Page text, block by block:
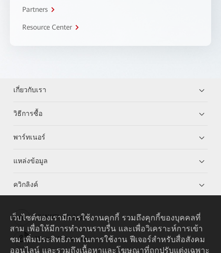
Partners
Resource Center
เกี่ยวกับเรา
วิธีการซื้อ
พาร์ทเนอร์
แหล่งข้อมูล
ควิกลิงค์
HUAWEI eKit App
Huawei HiKnow App
เว็บไซต์ของเรามีการใช้งานคุกกี้ รวมถึงคุกกี้ของบุคคลที่
สาม เพื่อให้มีการทำงานราบรื่น และเพื่อวิเคราะห์การเข้า
ชม เพิ่มประสิทธิภาพในการใช้งาน ฟีเจอร์สำหรับสื่อสังคม
ออนไลน์ และรวมถึงเนื้อหาและโฆษณาที่ถูกปรับแต่งเฉพาะ